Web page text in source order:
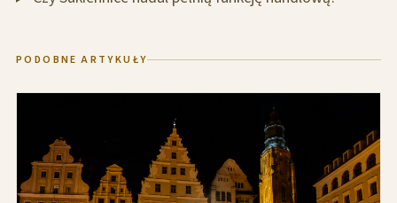
PODOBNE ARTYKUŁY